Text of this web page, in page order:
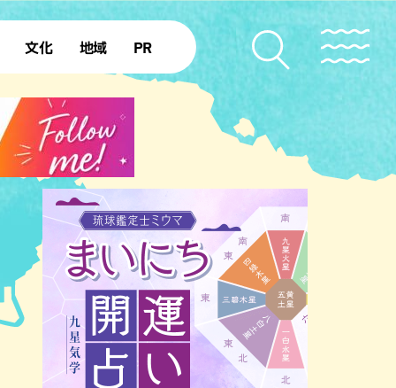
文化
復帰50年
地域
本島北部
本島南部 先島諸島
北部離島
PR